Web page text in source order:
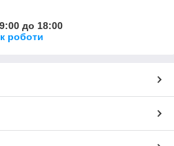
до 18:00
роботи